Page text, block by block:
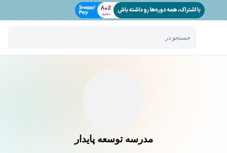
جستجو در
مدرسه توسعه پایدار